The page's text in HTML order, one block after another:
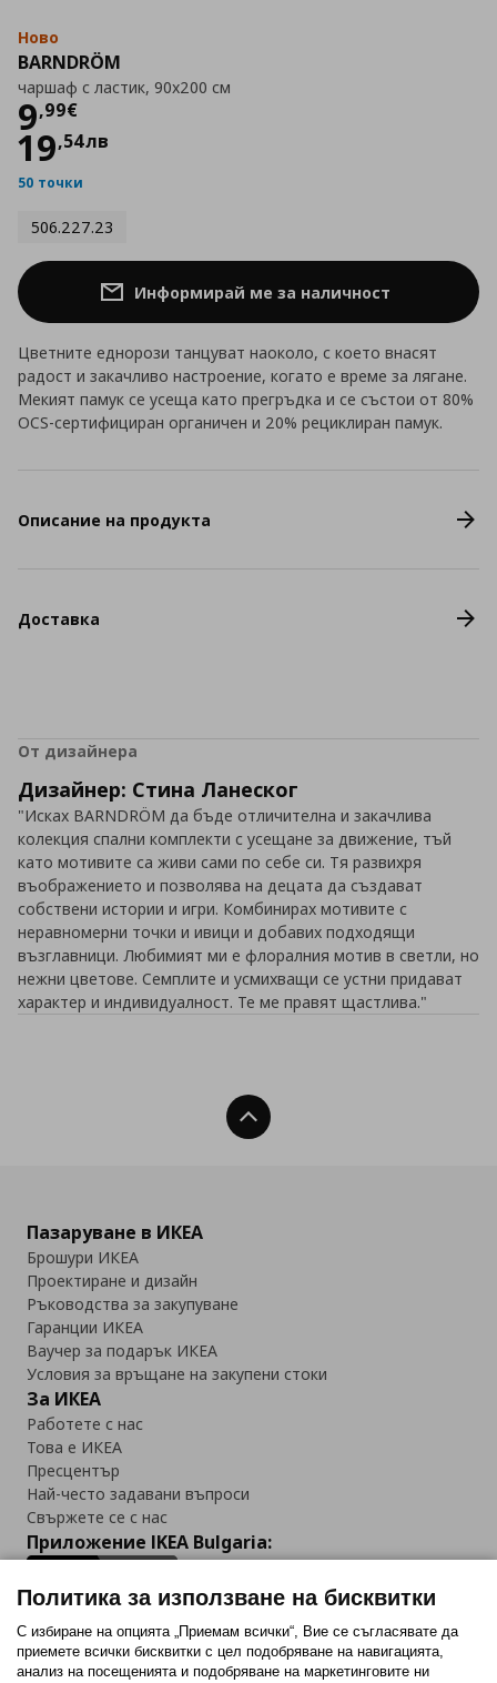
Ново
BARNDRÖM
чаршаф с ластик, 90x200 см
9,99€
Цена
19,54лв
50 точки
506.227.23
Информирай ме за наличност
Цветните еднорози танцуват наоколо, с което внасят
радост и закачливо настроение, когато е време за лягане.
Мекият памук се усеща като прегръдка и се състои от 80%
OCS-сертифициран органичен и 20% рециклиран памук.
Описание на продукта
Доставка
От дизайнера
Дизайнер: Стина Ланеског
"Исках BARNDRÖM да бъде отличителна и закачлива
колекция спални комплекти с усещане за движение, тъй
като мотивите са живи сами по себе си. Тя развихря
въображението и позволява на децата да създават
собствени истории и игри. Комбинирах мотивите с
неравномерни точки и ивици и добавих подходящи
възглавници. Любимият ми е флоралния мотив в светли, но
нежни цветове. Семплите и усмихващи се устни придават
характер и индивидуалност. Те ме правят щастлива."
Нагоре
Пазаруване в ИКЕА
Брошури ИКЕА
Проектиране и дизайн
Ръководства за закупуване
Гаранции ИКЕА
Ваучер за подарък ИКЕА
Условия за връщане на закупени стоки
За ИКЕА
Работете с нас
Това е ИКЕА
Пресцентър
Най-често задавани въпроси
Свържете се с нас
Приложение IKEA Bulgaria:
Последвайте ни:
Политика за използване на бисквитки
С избиране на опцията „Приемам всички“, Вие се съгласявате да
приемете всички бисквитки с цел подобряване на навигацията,
анализ на посещенията и подобряване на маркетинговите ни